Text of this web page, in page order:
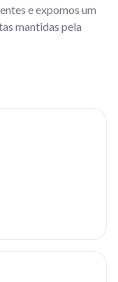
e expomos um
mantidas pela